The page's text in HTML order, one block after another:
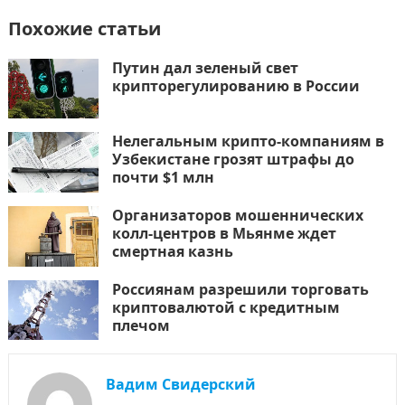
Похожие статьи
Путин дал зеленый свет
крипторегулированию в России
Нелегальным крипто-компаниям в
Узбекистане грозят штрафы до
почти $1 млн
Организаторов мошеннических
колл-центров в Мьянме ждет
смертная казнь
Россиянам разрешили торговать
криптовалютой с кредитным
плечом
Вадим Свидерский